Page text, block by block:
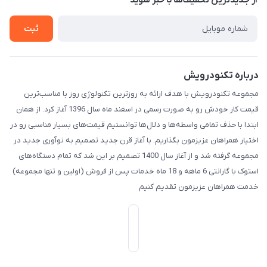
ثبت
درباره تکنودرویش
مجموعه تکنودرویش با هدف ارائه به روزترین تکنولوژی روز با مناسب‌ترین
قیمت کار خودش رو به صورت رسمی در اسفند ماه سال 1396 آغاز کرد. از همان
ابتدا با حذف تمامی واسطه‌ها و دلال‌ها توانستیم قیمت‌های بسیار مناسبی رو در
اختیار همراهان عزیزمون بگذاریم. با آغاز قرن جدید تصمیم به نوآوری جدید در
مجموعه گرفته شد و از آغاز سال 1400 تصمیم بر این شد که تمام دستگاه‌های
استوک با گارانتی 6 ماهه و 18 ماه خدمات پس از فروش (اولین و تنها مجموعه)
خدمت همراهان عزیزمون تقدیم کنیم